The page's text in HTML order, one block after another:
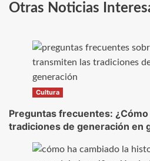
Otras Noticias
Cultura
Preguntas frecuentes:
tradiciones de generación en